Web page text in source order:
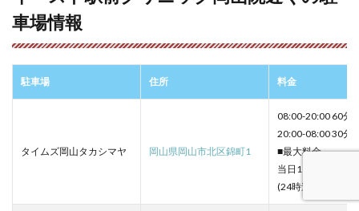
車場情報
駐車場 住所 料金
タイムズ岡山タカシマヤ 岡山県岡山市北区錦町1
08:00-20:00 60分
20:00-08:00 30分
■最大料金
当日1日最大料金
(24時迄